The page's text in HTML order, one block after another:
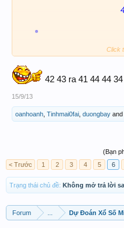
Click
42 43 ra 41 44 44
15/9/13
oanhoanh Tinhmai0fai duongbay and
(Bạn
< Trước
1 2 3 4 5 6
Trạng thái chủ đề: Không mở trả lời
Forum Dự Đoán Xổ Số